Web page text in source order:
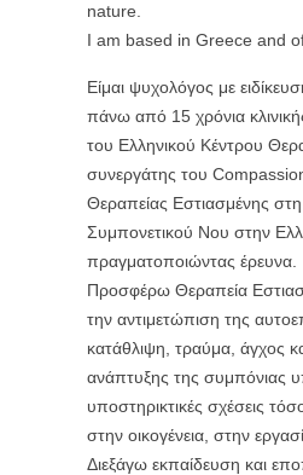
nature.
I am based in Greece and
Είμαι ψυχολόγος με
πάνω από 15 χρόνια
του Ελληνικού Κέντρου
συνεργάτης του
Θεραπείας Εστιασμένης
Συμπονετικού Νου στην
πραγματοποιώντας έρευνα.
Προσφέρω Θεραπεία
την αντιμετώπιση της
κατάθλιψη, τραύμα, άγχος
ανάπτυξης της συμπόνιας
υποστηρικτικές σχέσεις
στην οικογένεια, στην
Διεξάγω εκπαίδευση και